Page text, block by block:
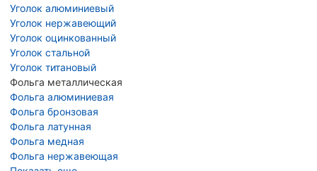
Уголок алюминиевый
Уголок нержавеющий
Уголок оцинкованный
Уголок стальной
Уголок титановый
Фольга металлическая
Фольга алюминиевая
Фольга бронзовая
Фольга латунная
Фольга медная
Фольга нержавеющая